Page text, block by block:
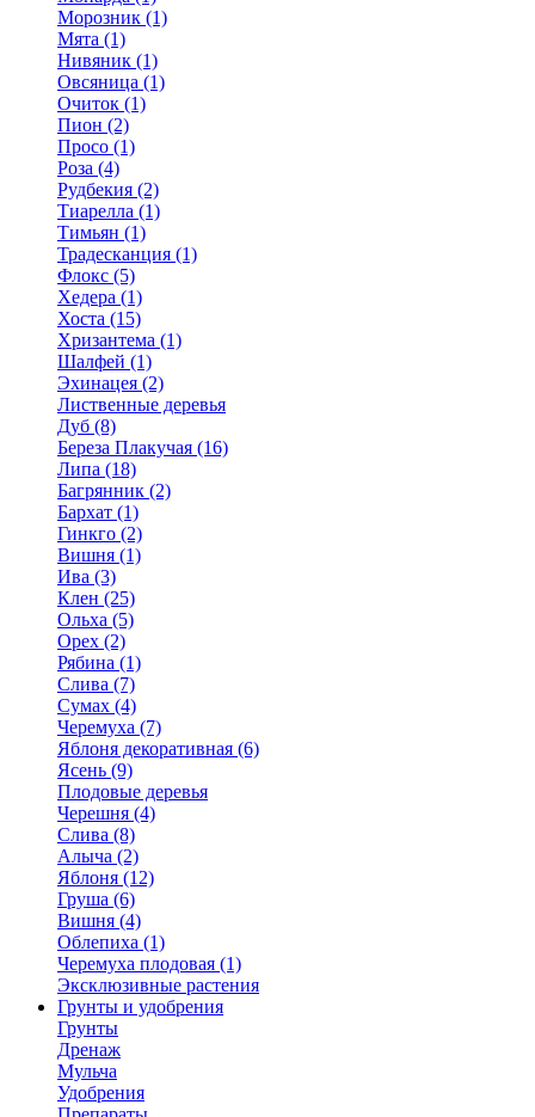
Морозник (1)
Мята (1)
Нивяник (1)
Овсяница (1)
Очиток (1)
Пион (2)
Просо (1)
Роза (4)
Рудбекия (2)
Тиарелла (1)
Тимьян (1)
Традесканция (1)
Флокс (5)
Хедера (1)
Хоста (15)
Хризантема (1)
Шалфей (1)
Эхинацея (2)
Лиственные деревья
Дуб (8)
Береза Плакучая (16)
Липа (18)
Багрянник (2)
Бархат (1)
Гинкго (2)
Вишня (1)
Ива (3)
Клен (25)
Ольха (5)
Орех (2)
Рябина (1)
Слива (7)
Сумах (4)
Черемуха (7)
Яблоня декоративная (6)
Ясень (9)
Плодовые деревья
Черешня (4)
Слива (8)
Алыча (2)
Яблоня (12)
Груша (6)
Вишня (4)
Облепиха (1)
Черемуха плодовая (1)
Эксклюзивные растения
Грунты и удобрения
Грунты
Дренаж
Мульча
Удобрения